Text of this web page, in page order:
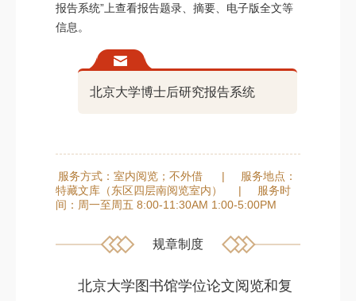
报告系统”上查看报告题录、摘要、电子版全文等
信息。
北京大学博士后研究报告系统
服务方式：室内阅览；不外借 |
服务地点：
特藏文库（东区四层南阅览室内）
|
服务时
间：周一至周五 8:00-11:30AM 1:00-5:00PM
规章制度
北京大学图书馆学位论文阅览和复